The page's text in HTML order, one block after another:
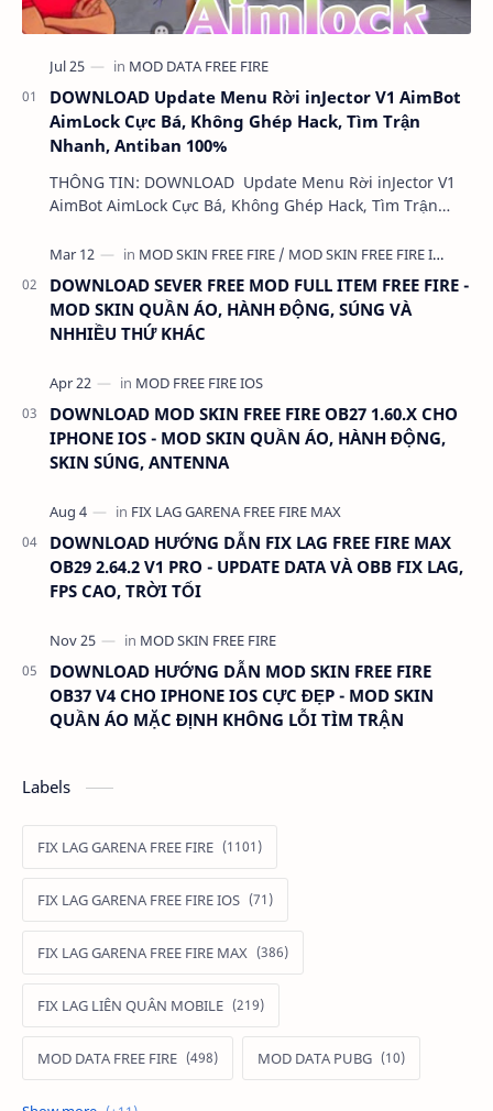
DOWNLOAD Update Menu Rời inJector V1 AimBot
AimLock Cực Bá, Không Ghép Hack, Tìm Trận
Nhanh, Antiban 100%
THÔNG TIN: DOWNLOAD Update Menu Rời inJector V1
AimBot AimLock Cực Bá, Không Ghép Hack, Tìm Trận
DOWNLOAD SEVER FREE MOD FULL ITEM FREE FIRE -
MOD SKIN QUẦN ÁO, HÀNH ĐỘNG, SÚNG VÀ
NHHIỀU THỨ KHÁC
DOWNLOAD MOD SKIN FREE FIRE OB27 1.60.X CHO
IPHONE IOS - MOD SKIN QUẦN ÁO, HÀNH ĐỘNG,
SKIN SÚNG, ANTENNA
DOWNLOAD HƯỚNG DẪN FIX LAG FREE FIRE MAX
OB29 2.64.2 V1 PRO - UPDATE DATA VÀ OBB FIX LAG,
FPS CAO, TRỜI TỐI
DOWNLOAD HƯỚNG DẪN MOD SKIN FREE FIRE
OB37 V4 CHO IPHONE IOS CỰC ĐẸP - MOD SKIN
QUẦN ÁO MẶC ĐỊNH KHÔNG LỖI TÌM TRẬN
Labels
FIX LAG GARENA FREE FIRE
FIX LAG GARENA FREE FIRE IOS
FIX LAG GARENA FREE FIRE MAX
FIX LAG LIÊN QUÂN MOBILE
MOD DATA FREE FIRE MOD DATA PUBG